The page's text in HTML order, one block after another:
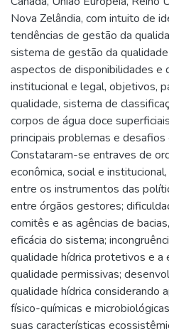
Nova Zelândia, com intuito de
tendências de gestão da
sistema de gestão da
aspectos de disponibilidades e
institucional e legal, objetivos,
qualidade, sistema de
corpos de água doce
principais problemas e
Constataram-se entraves de
econômica, social e
entre os instrumentos das
entre órgãos gestores;
comitês e as agências de
eficácia do sistema;
qualidade hídrica protetivos e a
qualidade permissivas;
qualidade hídrica considerando
físico-químicas e
suas características